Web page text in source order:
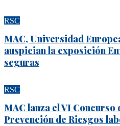
RSC
MAC, Universidad
auspician la exposición
seguras
RSC
MAC lanza el VI
Prevención de Riesgos